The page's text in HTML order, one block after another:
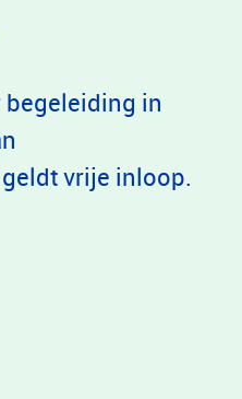
in
vrije inloop.